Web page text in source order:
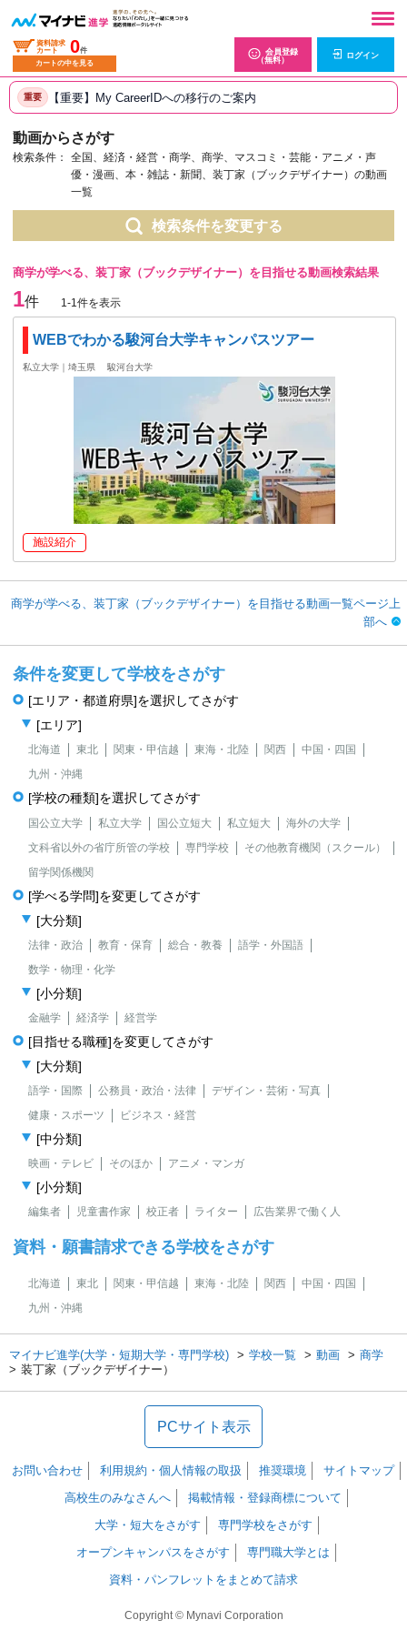
資料請求
カート
0件
カートの中を見る
会員登録
（無料）
ログイン
重要 【重要】My CareerIDへの移行のご案内
動画からさがす
検索条件：
全国、経済・経営・商学、商学、マスコミ・芸能・アニメ・声
優・漫画、本・雑誌・新聞、装丁家（ブックデザイナー）の動画
一覧
検索条件を変更する
商学が学べる、装丁家（ブックデザイナー）を目指せる動画検索結果
1件 1-1件を表示
WEBでわかる駿河台大学キャンパスツアー
私立大学｜埼玉県 駿河台大学
施設紹介
商学が学べる、装丁家（ブックデザイナー）を目指せる動画一覧ページ上
部へ
条件を変更して学校をさがす
[エリア・都道府県]を選択してさがす
[エリア]
北海道 東北 関東・甲信越 東海・北陸 関西
中国・四国
九州・沖縄
[学校の種類]を選択してさがす
国公立大学 私立大学 国公立短大 私立短大
海外の大学
文科省以外の省庁所管の学校
専門学校
その他教育機関（スクール）
留学関係機関
[学べる学問]を変更してさがす
[大分類]
法律・政治 教育・保育 総合・教養
語学・外国語
数学・物理・化学
[小分類]
金融学 経済学 経営学
[目指せる職種]を変更してさがす
[大分類]
語学・国際 公務員・政治・法律
デザイン・芸術・写真
健康・スポーツ
ビジネス・経営
[中分類]
映画・テレビ そのほか アニメ・マンガ
[小分類]
編集者 児童書作家 校正者 ライター 広告業界で働く人
資料・願書請求できる学校をさがす
北海道 東北 関東・甲信越 東海・北陸 関西
中国・四国
九州・沖縄
マイナビ進学(大学・短期大学・専門学校) 学校一覧 動画
商学
装丁家（ブックデザイナー）
PCサイト表示
お問い合わせ 利用規約・個人情報の取扱 推奨環境
サイトマップ
高校生のみなさんへ
掲載情報・登録商標について
大学・短大をさがす
専門学校をさがす
オープンキャンパスをさがす
専門職大学とは
資料・パンフレットをまとめて請求
Copyright © Mynavi Corporation